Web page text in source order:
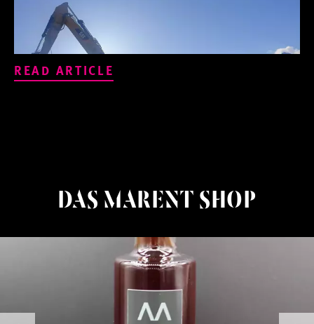
READ ARTICLE
DAS MARENT SHOP